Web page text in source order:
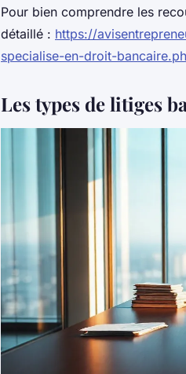
Pour bien comprendre les
détaillé : https://
specialise-en-droit-
Les types de litiges